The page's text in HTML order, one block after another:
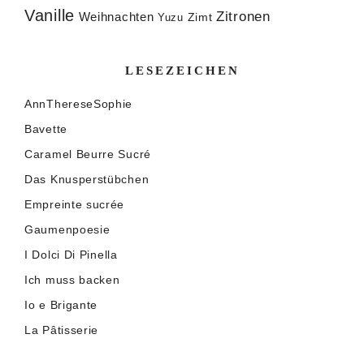
Vanille Weihnachten Yuzu Zimt Zitronen
LESEZEICHEN
AnnThereseSophie
Bavette
Caramel Beurre Sucré
Das Knusperstübchen
Empreinte sucrée
Gaumenpoesie
I Dolci Di Pinella
Ich muss backen
Io e Brigante
La Pâtisserie